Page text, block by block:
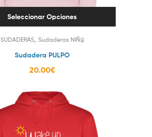
Seleccionar Opciones
SUDADERAS, Sudaderas NIÑ@
Sudadera PULPO
20.00€